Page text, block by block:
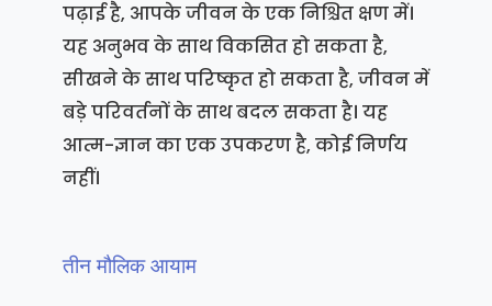
पढ़ाई है, आपके जीवन के एक निश्चित क्षण में।
यह अनुभव के साथ विकसित हो सकता है,
सीखने के साथ परिष्कृत हो सकता है, जीवन में
बड़े परिवर्तनों के साथ बदल सकता है। यह
आत्म-ज्ञान का एक उपकरण है, कोई निर्णय
नहीं।
तीन मौलिक आयाम